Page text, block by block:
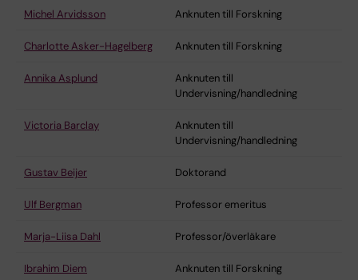
Michel Arvidsson Anknuten till Forskning
Charlotte Asker-Hagelberg Anknuten till Forskning
Annika Asplund
Anknuten till
Undervisning/handledning
Victoria Barclay
Anknuten till
Undervisning/handledning
Gustav Beijer Doktorand
Ulf Bergman Professor emeritus
Marja-Liisa Dahl Professor/överläkare
Ibrahim Diem Anknuten till Forskning